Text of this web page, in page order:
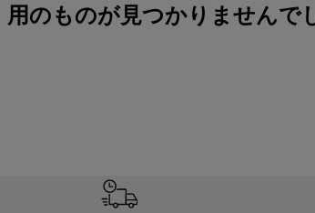
用のものが見つかりませんで